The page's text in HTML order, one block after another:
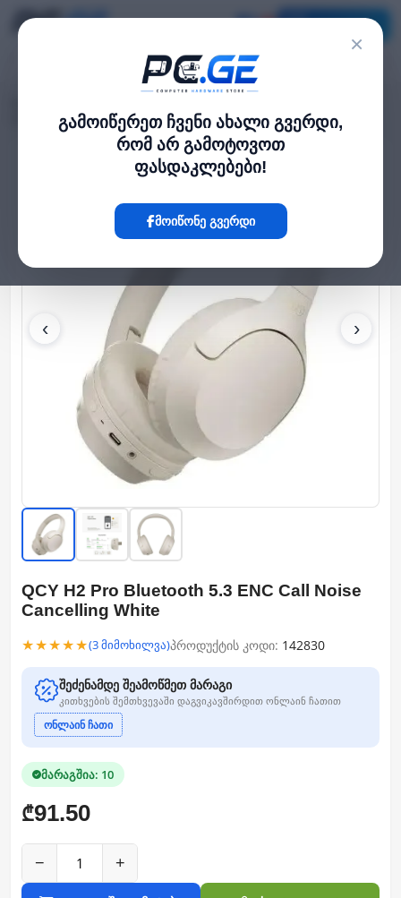
×
გამოიწერეთ ჩვენი ახალი გვერდი,
რომ არ გამოტოვოთ
ფასდაკლებები!
მოიწონე გვერდი
QCY H2 Pro Bluetooth 5.3 ENC Call Noise Cancelling White
‹ ›
QCY H2 Pro Bluetooth 5.3 ENC Call Noise
Cancelling White
★★★★★(3 მიმოხილვა)პროდუქტის კოდი: 142830
შეძენამდე შეამოწმეთ მარაგი
კითხვების შემთხვევაში დაგვიკავშირდით ონლაინ ჩათით
ონლაინ ჩათი
მარაგშია: 10
₾91.50
− +